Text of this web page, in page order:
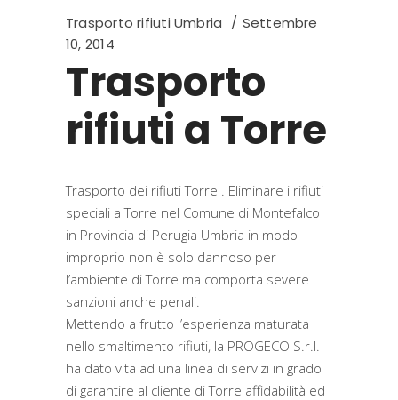
Trasporto rifiuti Umbria
Settembre
10, 2014
Trasporto
rifiuti a Torre
Trasporto dei rifiuti Torre . Eliminare i rifiuti
speciali a Torre nel Comune di Montefalco
in Provincia di Perugia Umbria in modo
improprio non è solo dannoso per
l’ambiente di Torre ma comporta severe
sanzioni anche penali.
Mettendo a frutto l’esperienza maturata
nello smaltimento rifiuti, la PROGECO S.r.l.
ha dato vita ad una linea di servizi in grado
di garantire al cliente di Torre affidabilità ed